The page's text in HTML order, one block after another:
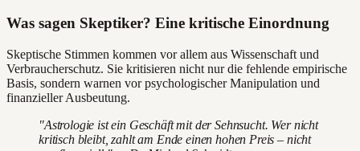
Was sagen Skeptiker? Eine kritische Einordnung
Skeptische Stimmen kommen vor allem aus Wissenschaft und
Verbraucherschutz. Sie kritisieren nicht nur die fehlende empirische
Basis, sondern warnen vor psychologischer Manipulation und
finanzieller Ausbeutung.
"Astrologie ist ein Geschäft mit der Sehnsucht. Wer nicht
kritisch bleibt, zahlt am Ende einen hohen Preis – nicht